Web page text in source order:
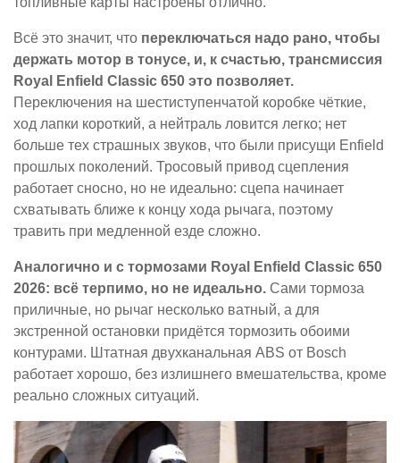
Всё это значит, что переключаться надо рано, чтобы
держать мотор в тонусе, и, к счастью, трансмиссия
Royal Enfield Classic 650 это позволяет.
Переключения на шестиступенчатой коробке чёткие,
ход лапки короткий, а нейтраль ловится легко; нет
больше тех страшных звуков, что были присущи Enfield
прошлых поколений. Тросовый привод сцепления
работает сносно, но не идеально: сцепа начинает
схватывать ближе к концу хода рычага, поэтому
травить при медленной езде сложно.
Аналогично и с тормозами Royal Enfield Classic 650
2026: всё терпимо, но не идеально. Сами тормоза
приличные, но рычаг несколько ватный, а для
экстренной остановки придётся тормозить обоими
контурами. Штатная двухканальная ABS от Bosch
работает хорошо, без излишнего вмешательства, кроме
реально сложных ситуаций.